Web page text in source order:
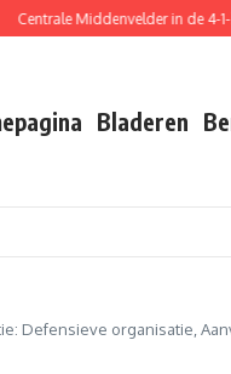
Middenvelder in de 4-1-3-2:
Bladeren
Defensieve organisatie,